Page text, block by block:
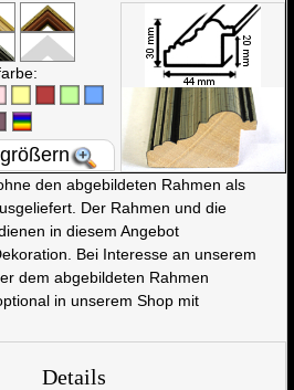
den abgebildeten Rahmen als
Der Rahmen und die
in diesem Angebot
Bei Interesse an unserem
dem abgebildeten Rahmen
in unserem Shop mit
Details